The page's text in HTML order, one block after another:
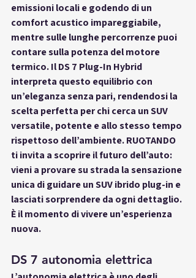
emissioni locali e godendo di un
comfort acustico impareggiabile,
mentre sulle lunghe percorrenze puoi
contare sulla potenza del motore
termico. Il DS 7 Plug-In Hybrid
interpreta questo equilibrio con
un’eleganza senza pari, rendendosi la
scelta perfetta per chi cerca un SUV
versatile, potente e allo stesso tempo
rispettoso dell’ambiente. RUOTANDO
ti invita a scoprire il futuro dell’auto:
vieni a provare su strada la sensazione
unica di guidare un SUV ibrido plug-in e
lasciati sorprendere da ogni dettaglio.
È il momento di vivere un’esperienza
nuova.
DS 7 autonomia elettrica